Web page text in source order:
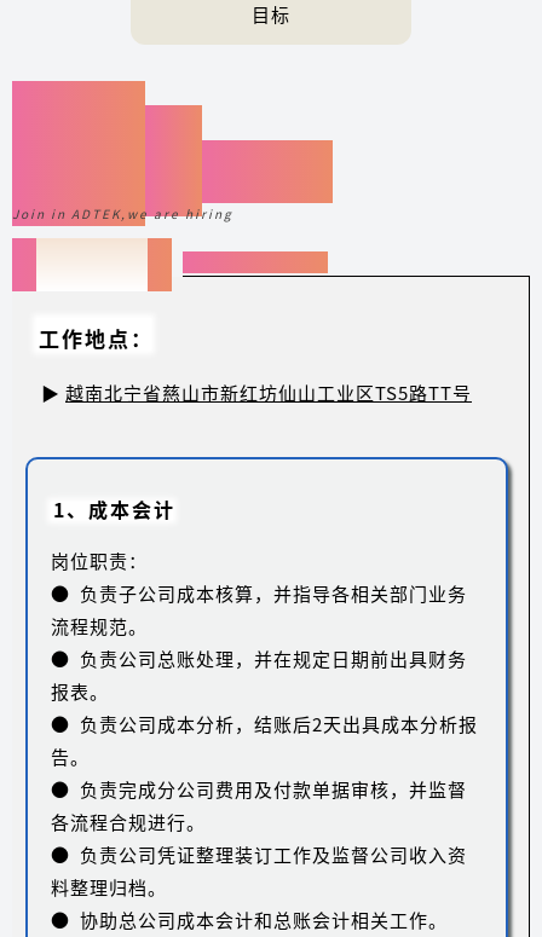
目标
Join in ADTEK,we are hiring
工作地点：
▶ 越南北宁省慈山市新红坊仙山工业区TS5路TT号
1、成本会计
岗位职责：
● 负责子公司成本核算，并指导各相关部门业务
流程规范。
● 负责公司总账处理，并在规定日期前出具财务
报表。
● 负责公司成本分析，结账后2天出具成本分析报
告。
● 负责完成分公司费用及付款单据审核，并监督
各流程合规进行。
● 负责公司凭证整理装订工作及监督公司收入资
料整理归档。
● 协助总公司成本会计和总账会计相关工作。